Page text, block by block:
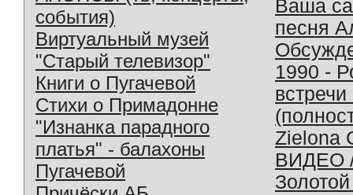
события)
Виртуальный музей
"Старый телевизор"
Книги о Пугачевой
Стихи о Примадонне
"Изнанка парадного
платья" - балахоны
Пугачевой
Ваша
песня
1990 -
Zielona
ВИДЕО